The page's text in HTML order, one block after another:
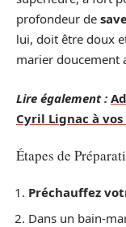
profondeur de
lui, doit être doux
marier doucement
Lire également :
Cyril Lignac à
Étapes de
Préchauffez
Dans un bain-